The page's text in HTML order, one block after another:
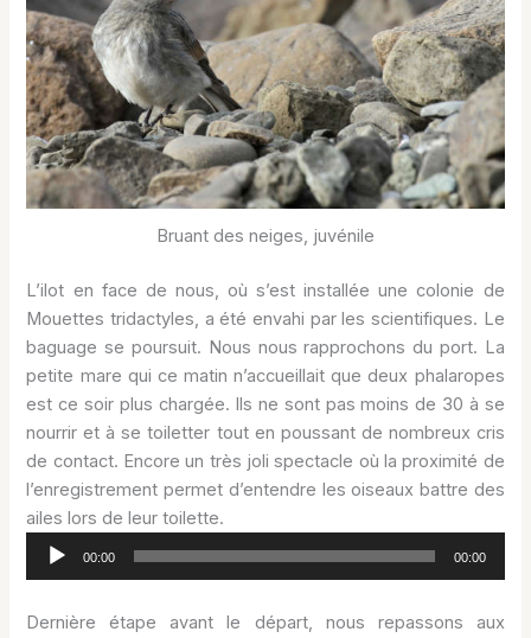
Bruant des neiges, juvénile
L’ilot en face de nous, où s’est installée une colonie de
Mouettes tridactyles, a été envahi par les scientifiques. Le
baguage se poursuit. Nous nous rapprochons du port. La
petite mare qui ce matin n’accueillait que deux phalaropes
est ce soir plus chargée. Ils ne sont pas moins de 30 à se
nourrir et à se toiletter tout en poussant de nombreux cris
de contact. Encore un très joli spectacle où la proximité de
l’enregistrement permet d’entendre les oiseaux battre des
ailes lors de leur toilette.
Lecteur
00:00 00:00
Dernière étape avant le départ, nous repassons aux